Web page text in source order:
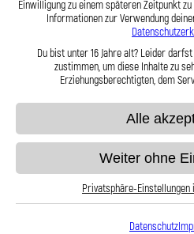
Stahlflex
Fakten
Haltbarkeit, Präzision und
Hier zu unserem Video
Einwilligung zu einem späteren Zeitpunkt
Informationen zur Verwendung
Du bist unter 16 Jahre alt? Leider
zustimmen, um diese Inhalte zu
Erziehungsberechtigten, dem
Alle
Weiter ohne
Privatsphäre-
Datenschutz